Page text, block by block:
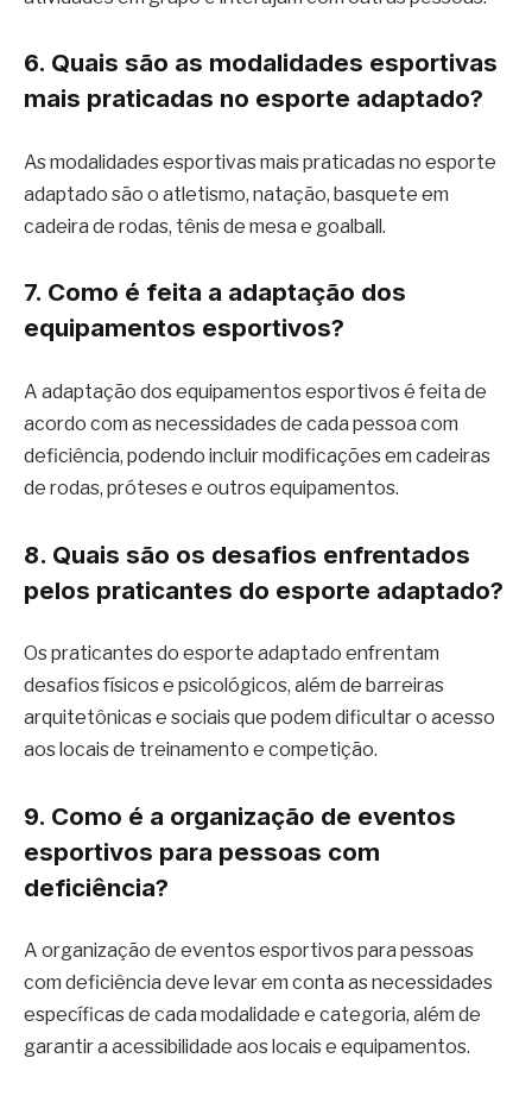
6. Quais são as modalidades esportivas
mais praticadas no esporte adaptado?
As modalidades esportivas mais praticadas no esporte
adaptado são o atletismo, natação, basquete em
cadeira de rodas, tênis de mesa e goalball.
7. Como é feita a adaptação dos
equipamentos esportivos?
A adaptação dos equipamentos esportivos é feita de
acordo com as necessidades de cada pessoa com
deficiência, podendo incluir modificações em cadeiras
de rodas, próteses e outros equipamentos.
8. Quais são os desafios enfrentados
pelos praticantes do esporte adaptado?
Os praticantes do esporte adaptado enfrentam
desafios físicos e psicológicos, além de barreiras
arquitetônicas e sociais que podem dificultar o acesso
aos locais de treinamento e competição.
9. Como é a organização de eventos
esportivos para pessoas com
deficiência?
A organização de eventos esportivos para pessoas
com deficiência deve levar em conta as necessidades
específicas de cada modalidade e categoria, além de
garantir a acessibilidade aos locais e equipamentos.